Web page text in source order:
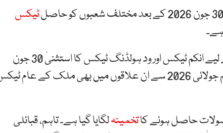
ٹیکس
اس پلان کے تحت فاٹا اور پاٹا (سابقہ قبائلی علاقوں) کے لیے انکم ٹیکس اور ود ہولڈنگ ٹیکس کا استثنیٰ 30 جون
2026 کو ختم ہونے کا قوی امکان ہے، جس کے بعد یکم جولائی 2026 سے ان علاقوں میں بھی ملک کے عام
تخمینہلگایا گیا ہے۔ تاہم، قبائلی